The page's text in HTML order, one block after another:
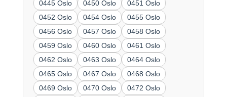
0445 Oslo
0450 Oslo
0451 Oslo
0452 Oslo
0454 Oslo
0455 Oslo
0456 Oslo
0457 Oslo
0458 Oslo
0459 Oslo
0460 Oslo
0461 Oslo
0462 Oslo
0463 Oslo
0464 Oslo
0465 Oslo
0467 Oslo
0468 Oslo
0469 Oslo
0470 Oslo
0472 Oslo